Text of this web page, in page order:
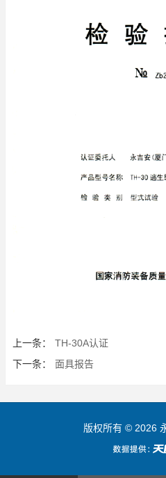
上一条：
TH-30A认证
下一条：
面具报告
版权所有 © 2026